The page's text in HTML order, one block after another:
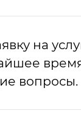
на
вопросы.